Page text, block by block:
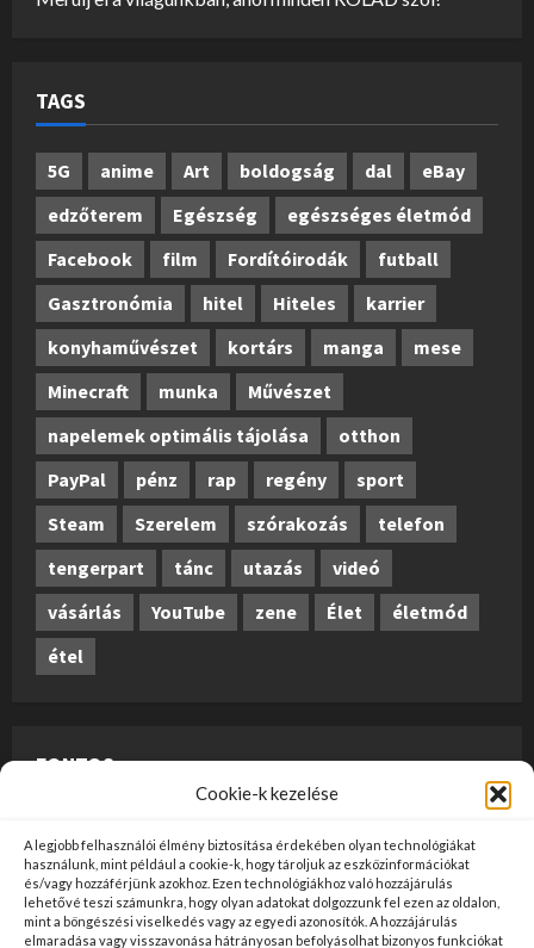
Cookie-k kezelése
A legjobb felhasználói élmény biztosítása érdekében olyan technológiákat
használunk, mint például a cookie-k, hogy tároljuk az eszközinformációkat
és/vagy hozzáférjünk azokhoz. Ezen technológiákhoz való hozzájárulás
lehetővé teszi számunkra, hogy olyan adatokat dolgozzunk fel ezen az oldalon,
mint a böngészési viselkedés vagy az egyedi azonosítók. A hozzájárulás
elmaradása vagy visszavonása hátrányosan befolyásolhat bizonyos funkciókat
TAGS
5G anime Art boldogság dal
eBay
edzőterem
Egészség
egészséges életmód
Facebook
film Fordítóirodák
futball
Gasztronómia
hitel Hiteles
karrier
konyhaművészet
kortárs manga
mese
Minecraft
munka
Művészet
napelemek optimális tájolása
otthon
PayPal
pénz rap regény
sport
Steam
Szerelem szórakozás
telefon
tengerpart
tánc utazás
videó
vásárlás
YouTube zene Élet
életmód
étel
FONTOS
szerkesztői tartalomnak, előzetes ellenőrzésen
szúrópróba-szerűen esnek át, és az üzemeltető
véleményét nem tükrözik. Ha kifogással szeretne élni